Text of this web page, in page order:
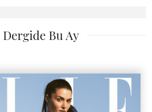
Dergide Bu Ay